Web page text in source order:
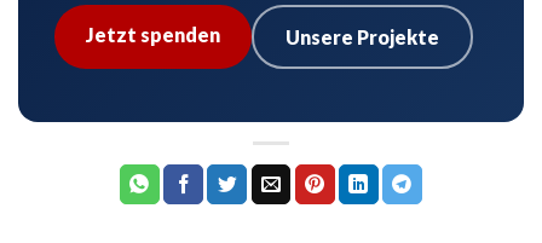
Jetzt spenden Unsere Projekte